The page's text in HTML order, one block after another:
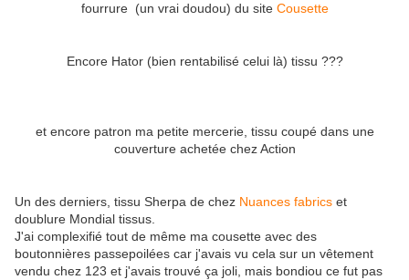
fourrure (un vrai doudou) du site Cousette
Encore Hator (bien rentabilisé celui là) tissu ???
et encore patron ma petite mercerie, tissu coupé dans une
couverture achetée chez Action
Un des derniers, tissu Sherpa de chez Nuances fabrics et
doublure Mondial tissus.
J'ai complexifié tout de même ma cousette avec des
boutonnières passepoilées car j'avais vu cela sur un vêtement
vendu chez 123 et j'avais trouvé ça joli, mais bondiou ce fut pas